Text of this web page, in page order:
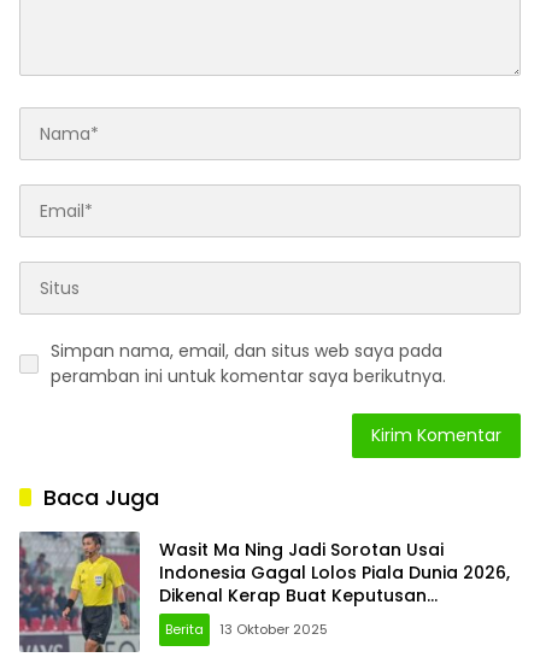
Simpan nama, email, dan situs web saya pada
peramban ini untuk komentar saya berikutnya.
Baca Juga
Wasit Ma Ning Jadi Sorotan Usai
Indonesia Gagal Lolos Piala Dunia 2026,
Dikenal Kerap Buat Keputusan
Kontroversial
Berita 13 Oktober 2025